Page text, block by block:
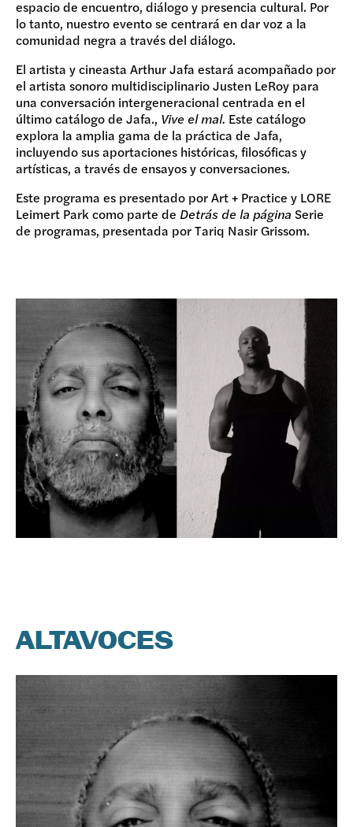
espacio de encuentro, diálogo y presencia cultural. Por
lo tanto, nuestro evento se centrará en dar voz a la
comunidad negra a través del diálogo.
El artista y cineasta Arthur Jafa estará acompañado por
el artista sonoro multidisciplinario Justen LeRoy para
una conversación intergeneracional centrada en el
último catálogo de Jafa., Vive el mal. Este catálogo
explora la amplia gama de la práctica de Jafa,
incluyendo sus aportaciones históricas, filosóficas y
artísticas, a través de ensayos y conversaciones.
Este programa es presentado por Art + Practice y LORE
Leimert Park como parte de Detrás de la página Serie
de programas, presentada por Tariq Nasir Grissom.
ALTAVOCES